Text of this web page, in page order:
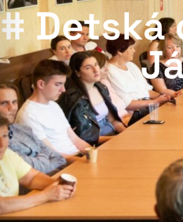
# Detská